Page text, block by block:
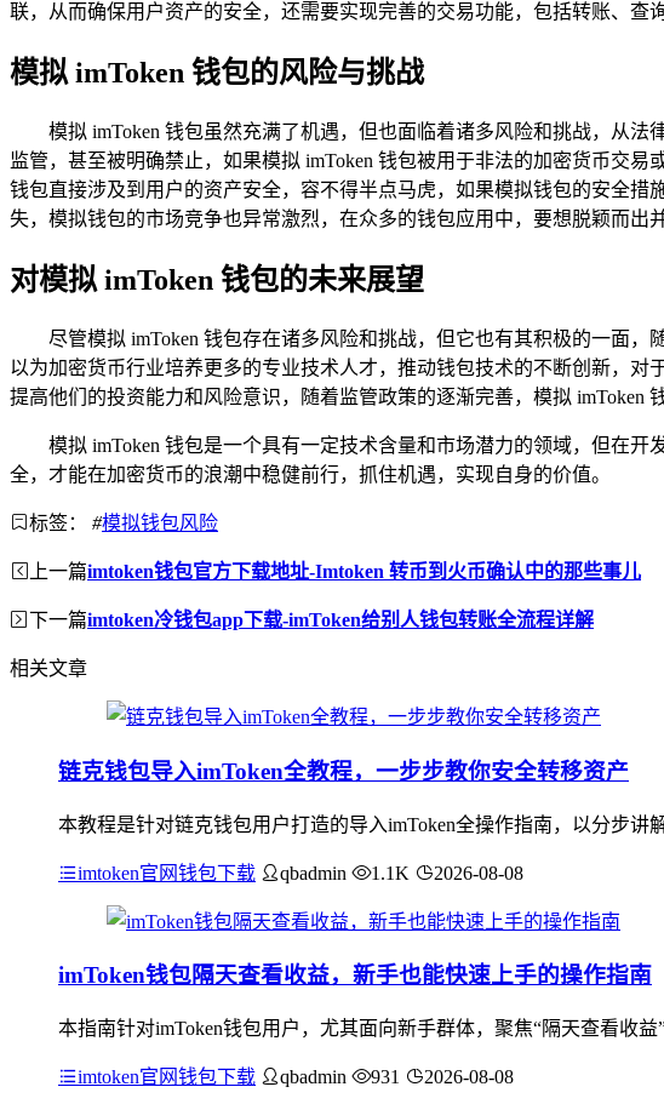
联，从而确保用户资产的安全，还需要实现完善的交易功能，包括转账、查
模拟 imToken 钱包的风险与挑战
模拟 imToken 钱包虽然充满了机遇，但也面临着诸多风险和挑战，从
监管，甚至被明确禁止，如果模拟 imToken 钱包被用于非法的加密货币交
钱包直接涉及到用户的资产安全，容不得半点马虎，如果模拟钱包的安全
失，模拟钱包的市场竞争也异常激烈，在众多的钱包应用中，要想脱颖而出
对模拟 imToken 钱包的未来展望
尽管模拟 imToken 钱包存在诸多风险和挑战，但它也有其积极的一面
以为加密货币行业培养更多的专业技术人才，推动钱包技术的不断创新，
提高他们的投资能力和风险意识，随着监管政策的逐渐完善，模拟 imToken
模拟 imToken 钱包是一个具有一定技术含量和市场潜力的领域，但在
全，才能在加密货币的浪潮中稳健前行，抓住机遇，实现自身的价值。
标签： #模拟钱包风险
上一篇imtoken钱包官方下载地址-Imtoken 转币到火币确认中的那些事儿
下一篇imtoken冷钱包app下载-imToken给别人钱包转账全流程详解
相关文章
链克钱包导入imToken全教程，一步步教你安全转移资产
本教程是针对链克钱包用户打造的导入imToken全操作指南，以分步
imtoken官网钱包下载 qbadmin 1.1K 2026-08-08
imToken钱包隔天查看收益，新手也能快速上手的操作指南
本指南针对imToken钱包用户，尤其面向新手群体，聚焦“隔天查看收
imtoken官网钱包下载 qbadmin 931 2026-08-08